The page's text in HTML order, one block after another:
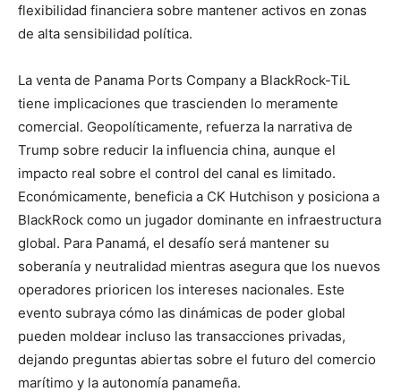
flexibilidad financiera sobre mantener activos en zonas
de alta sensibilidad política.
La venta de Panama Ports Company a BlackRock-TiL
tiene implicaciones que trascienden lo meramente
comercial. Geopolíticamente, refuerza la narrativa de
Trump sobre reducir la influencia china, aunque el
impacto real sobre el control del canal es limitado.
Económicamente, beneficia a CK Hutchison y posiciona a
BlackRock como un jugador dominante en infraestructura
global. Para Panamá, el desafío será mantener su
soberanía y neutralidad mientras asegura que los nuevos
operadores prioricen los intereses nacionales. Este
evento subraya cómo las dinámicas de poder global
pueden moldear incluso las transacciones privadas,
dejando preguntas abiertas sobre el futuro del comercio
marítimo y la autonomía panameña.